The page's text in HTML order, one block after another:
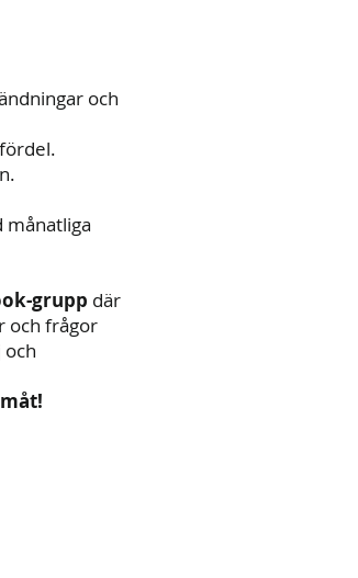
och
månatliga
grupp där
och frågor